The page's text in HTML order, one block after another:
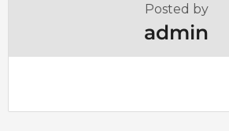
Posted by
admin